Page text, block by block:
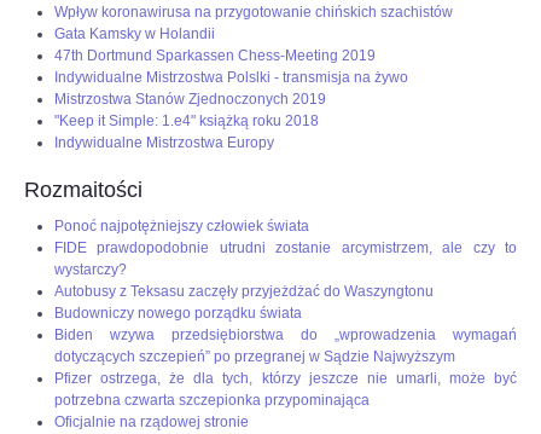
Z ARCHIWUM
SZACHIŚCI
Z KALENDARZA
Wpływ koronawirusa na przygotowanie chińskich szachistów
Gata Kamsky w Holandii
47th Dortmund Sparkassen Chess-Meeting 2019
Indywidualne Mistrzostwa Polslki - transmisja na żywo
Mistrzostwa Stanów Zjednoczonych 2019
"Keep it Simple: 1.e4" książką roku 2018
Indywidualne Mistrzostwa Europy
Rozmaitości
Ponoć najpotężniejszy człowiek świata
FIDE prawdopodobnie utrudni zostanie arcymistrzem, ale czy to
wystarczy?
Autobusy z Teksasu zaczęły przyjeżdżać do Waszyngtonu
Budowniczy nowego porządku świata
Biden wzywa przedsiębiorstwa do „wprowadzenia wymagań
dotyczących szczepień” po przegranej w Sądzie Najwyższym
Pfizer ostrzega, że dla tych, którzy jeszcze nie umarli, może być
potrzebna czwarta szczepionka przypominająca
Oficjalnie na rządowej stronie